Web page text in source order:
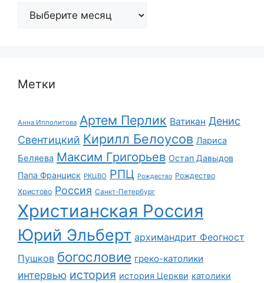
Архивы
Метки
Анна Ипполитова Артем Перлик Ватикан Денис
Свентицкий Кирилл Белоусов Лариса
Беляева Максим Григорьев Остап Давыдов
Папа Франциск РКЦВО РПЦ Рождество Рождество
Христово Россия Санкт-Петербург
Христианская Россия
Юрий Эльберт архимандрит Феогност
Пушков богословие греко-католики
интервью история история Церкви католики